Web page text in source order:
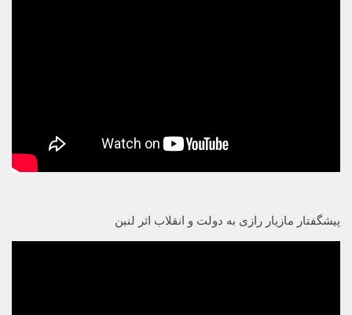
پیشگفتار مازیار رازی به دولت و انقلاب اثر لنین